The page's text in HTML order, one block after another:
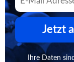
Jetzt
Ihre Daten